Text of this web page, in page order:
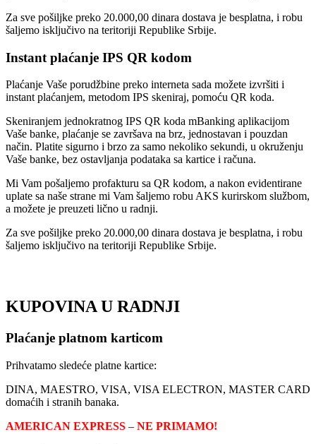
Za sve pošiljke preko 20.000,00 dinara dostava je besplatna, i robu
šaljemo isključivo na teritoriji Republike Srbije.
Instant plaćanje IPS QR kodom
Plaćanje Vaše porudžbine preko interneta sada možete izvršiti i
instant plaćanjem, metodom IPS skeniraj, pomoću QR koda.
Skeniranjem jednokratnog IPS QR koda mBanking aplikacijom
Vaše banke, plaćanje se završava na brz, jednostavan i pouzdan
način. Platite sigurno i brzo za samo nekoliko sekundi, u okruženju
Vaše banke, bez ostavljanja podataka sa kartice i računa.
Mi Vam pošaljemo profakturu sa QR kodom, a nakon evidentirane
uplate sa naše strane mi Vam šaljemo robu AKS kurirskom službom,
a možete je preuzeti lično u radnji.
Za sve pošiljke preko 20.000,00 dinara dostava je besplatna, i robu
šaljemo isključivo na teritoriji Republike Srbije.
KUPOVINA U RADNJI
Plaćanje platnom karticom
Prihvatamo sledeće platne kartice:
DINA, MAESTRO, VISA, VISA ELECTRON, MASTER CARD
domaćih i stranih banaka.
AMERICAN EXPRESS – NE PRIMAMO!